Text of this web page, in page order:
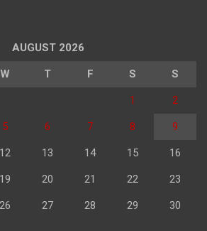
AUGUST 2026
W T F S S
1 2
5 6 7 8 9
12 13 14 15 16
19 20 21 22 23
26 27 28 29 30